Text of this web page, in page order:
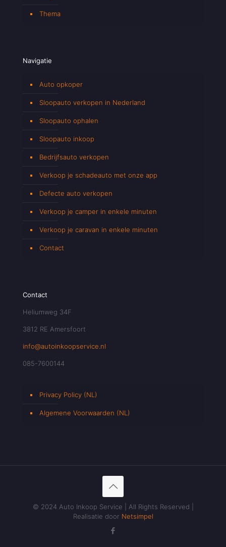
Thema
Navigatie
Auto opkoper
Sloopauto verkopen in Nederland
Sloopauto ophalen
Sloopauto inkoop
Bedrijfsauto verkopen
Verkoop je schadeauto met onze app
Defecte auto verkopen
Verkoop je camper in enkele minuten
Verkoop je caravan in enkele minuten
Contact
Contact
Heliumweg 34F
3812 RE Amersfoort
info@autoinkoopservice.nl
085-7600144
Privacy Policy (NL)
Algemene Voorwaarden (NL)
© 2024 Auto Inkoop Service | All Rights Reserved |
Realisatie door Netsimpel